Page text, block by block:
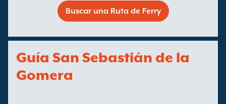
Buscar una Ruta de Ferry
Guía San Sebastián de la
Gomera